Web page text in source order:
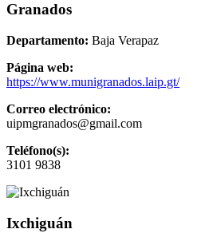
Granados
Departamento: Baja Verapaz
Página web:
https://www.munigranados.laip.gt/
Correo electrónico:
uipmgranados@gmail.com
Teléfono(s):
3101 9838
Ixchiguán